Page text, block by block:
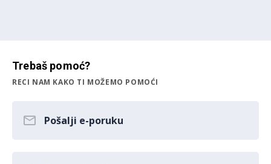
Trebaš pomoć?
RECI NAM KAKO TI MOŽEMO POMOĆI
Pošalji e-poruku